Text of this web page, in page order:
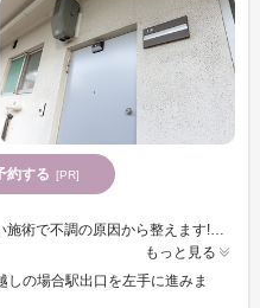
約する [PR]
もっと見る
の場合駅出口を左手に進みま